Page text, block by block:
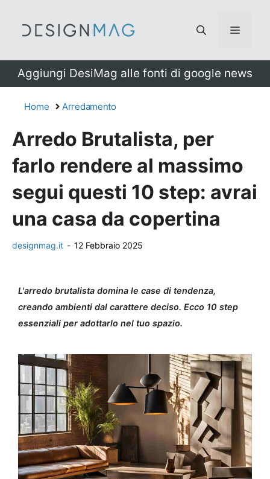
Menu
Aggiungi DesiMag alle fonti di google news
Home Arredamento
Arredo Brutalista, per
farlo rendere al massimo
segui questi 10 step: avrai
una casa da copertina
designmag.it - 12 Febbraio 2025
L'arredo brutalista domina le case di tendenza,
creando ambienti dal carattere deciso. Ecco 10 step
essenziali per adottarlo nel tuo spazio.